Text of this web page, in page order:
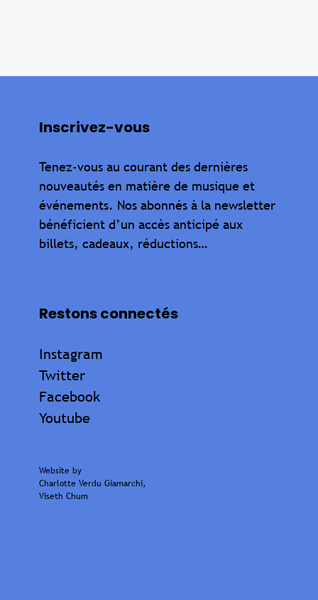
Inscrivez-vous
Tenez-vous au courant des dernières
nouveautés en matière de musique et
événements. Nos abonnés à la newsletter
bénéficient d’un accès anticipé aux
billets, cadeaux, réductions…
Restons connectés
Instagram
Twitter
Facebook
Youtube
Website by
Charlotte Verdu Giamarchi,
Viseth Chum